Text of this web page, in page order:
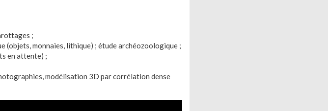
;
(objets, monnaies, lithique) ; étude archéozoologique ;
en attente) ;
modélisation 3D par corrélation dense